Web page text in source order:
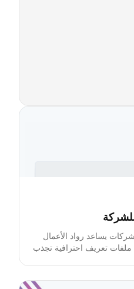
يساعد رواد الأعمال
ملفات تعريف احترافية تجذب
واضح. يوفر الدليل قوالب